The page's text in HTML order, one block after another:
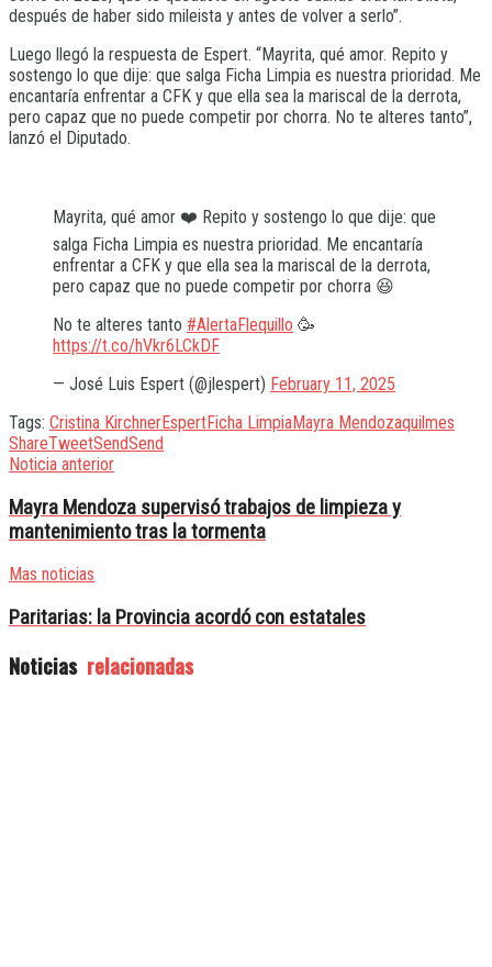
después de haber sido mileista y antes de volver a serlo”.
Luego llegó la respuesta de Espert. “Mayrita, qué amor. Repito y
sostengo lo que dije: que salga Ficha Limpia es nuestra prioridad. Me
encantaría enfrentar a CFK y que ella sea la mariscal de la derrota,
pero capaz que no puede competir por chorra. No te alteres tanto”,
lanzó el Diputado.
Mayrita, qué amor ❤️ Repito y sostengo lo que dije: que
salga Ficha Limpia es nuestra prioridad. Me encantaría
enfrentar a CFK y que ella sea la mariscal de la derrota,
pero capaz que no puede competir por chorra 😆
No te alteres tanto #AlertaFlequillo 🥳
https://t.co/hVkr6LCkDF
— José Luis Espert (@jlespert) February 11, 2025
Tags: Cristina KirchnerEspertFicha LimpiaMayra Mendozaquilmes
ShareTweetSendSend
Noticia anterior
Mayra Mendoza supervisó trabajos de limpieza y
mantenimiento tras la tormenta
Mas noticias
Paritarias: la Provincia acordó con estatales
Noticias relacionadas